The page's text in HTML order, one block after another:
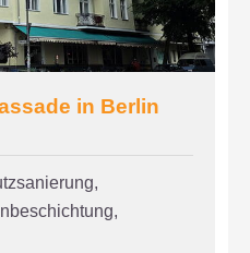
in Berlin